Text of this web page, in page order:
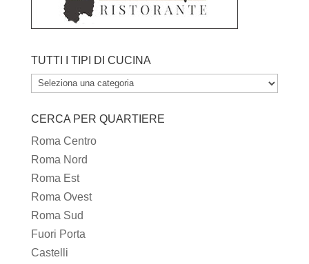
TUTTI I TIPI DI CUCINA
TUTTI
TIPI
DI
CUCINA
CERCA PER QUARTIERE
Roma Centro
Roma Nord
Roma Est
Roma Ovest
Roma Sud
Fuori Porta
Castelli